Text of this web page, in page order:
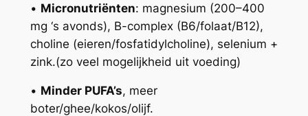
• Micronutriënten: magnesium (200–400
mg ‘s avonds), B-complex (B6/folaat/B12),
choline (eieren/fosfatidylcholine), selenium +
zink.(zo veel mogelijkheid uit voeding)
• Minder PUFA’s, meer
boter/ghee/kokos/olijf.